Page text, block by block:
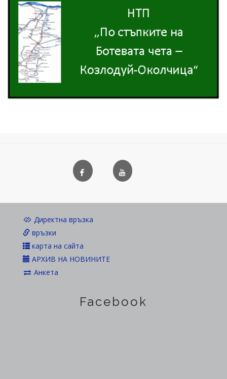
Директна връзка
връзки
карта на сайта
АРХИВ НА НОВИНИТЕ
Анкета
Facebook